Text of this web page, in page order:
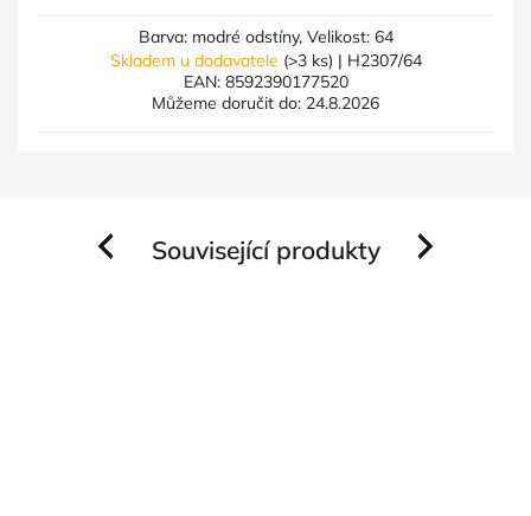
Barva: modré odstíny, Velikost: 64
Skladem u dodavatele (>3 ks) | H2307/64
EAN: 8592390177520
Můžeme doručit do: 24.8.2026
Související produkty
Previous Next